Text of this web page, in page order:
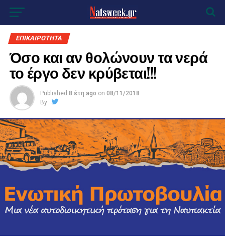
ΕΠΙΚΑΙΡΟΤΗΤΑ
Όσο και αν θολώνουν τα νερά
το έργο δεν κρύβεται!!!
Published 8 έτη ago on 08/11/2018
By